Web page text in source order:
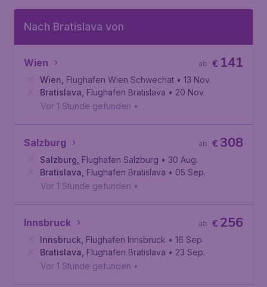
Nach Bratislava von
Wien € 141
ab
Wien Flughafen Wien Schwechat • 13 Nov.
Bratislava Flughafen Bratislava • 20 Nov.
Vor 1 Stunde gefunden •
Salzburg €308
ab
Salzburg Flughafen Salzburg • 30 Aug.
Bratislava Flughafen Bratislava • 05 Sep.
Vor 1 Stunde gefunden •
Innsbruck €256
ab
Innsbruck Flughafen Innsbruck • 16 Sep.
Bratislava Flughafen Bratislava • 23 Sep.
Vor 1 Stunde gefunden •